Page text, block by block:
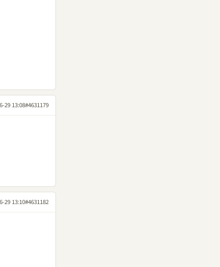
29 13:08#4631179
29 13:10#4631182